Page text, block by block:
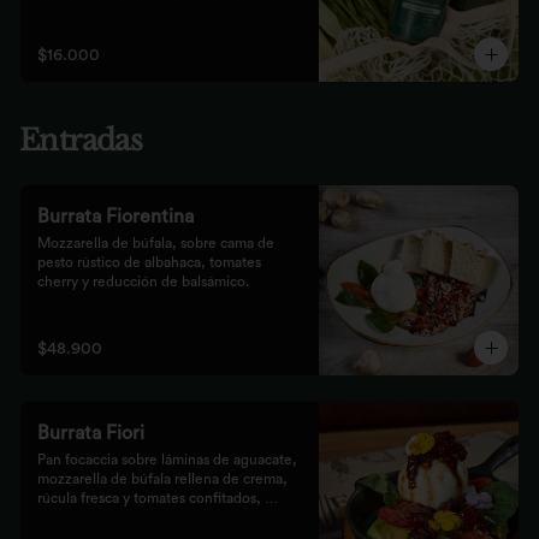
$16.000
Entradas
Burrata Fiorentina
Mozzarella de búfala, sobre cama de
pesto rústico de albahaca, tomates
cherry y reducción de balsámico.
$48.900
Burrata Fiori
Pan focaccia sobre láminas de aguacate,
mozzarella de búfala rellena de crema,
rúcula fresca y tomates confitados,